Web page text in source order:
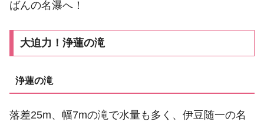
ばんの名瀑へ！
大迫力！浄蓮の滝
浄蓮の滝
落差25m、幅7mの滝で水量も多く、伊豆随一の名